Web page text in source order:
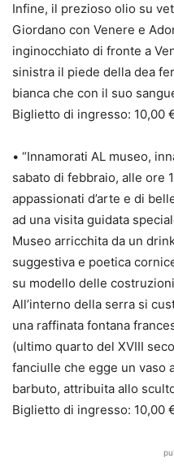
Infine, il prezioso olio su
Giordano con Venere e
inginocchiato di fronte a
sinistra il piede della dea
bianca che con il suo
Biglietto di ingresso: 10,00
• “Innamorati AL museo,
sabato di febbraio, alle ore
appassionati d’arte e di
ad una visita guidata
Museo arricchita da un
suggestiva e poetica
su modello delle
All’interno della serra si
una raffinata fontana
(ultimo quarto del XVIII
fanciulle che egge un vaso
barbuto, attribuita allo
Biglietto di ingresso: 10,00